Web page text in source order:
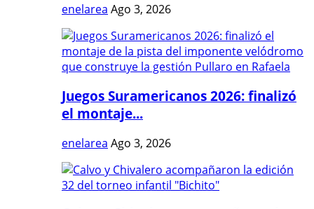
enelarea Ago 3, 2026
Juegos Suramericanos 2026: finalizó
el montaje...
enelarea Ago 3, 2026